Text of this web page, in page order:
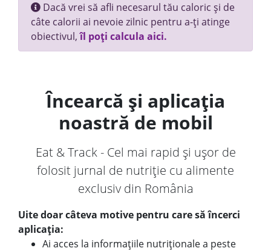
Dacă vrei să afli necesarul tău caloric și de
câte calorii ai nevoie zilnic pentru a-ți atinge
obiectivul,îl poți calcula aici.
Încearcă și aplicația
noastră de mobil
Eat & Track - Cel mai rapid și ușor de
folosit jurnal de nutriție cu alimente
exclusiv din România
Uite doar câteva motive pentru care să încerci
aplicația:
Ai acces la informațiile nutriționale a peste